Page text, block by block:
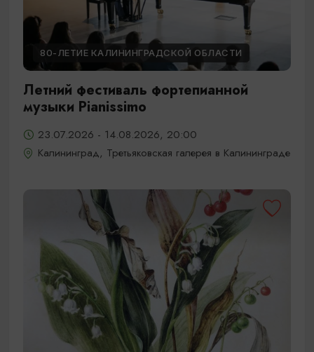
80-ЛЕТИЕ КАЛИНИНГРАДСКОЙ ОБЛАСТИ
Летний фестиваль фортепианной
музыки Pianissimo
23.07.2026 - 14.08.2026, 20:00
Калининград, Третьяковская галерея в Калининграде